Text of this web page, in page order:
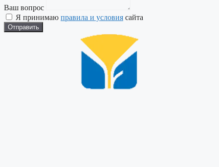
Ваш вопрос
Я принимаю правила и условия сайта
Отправить